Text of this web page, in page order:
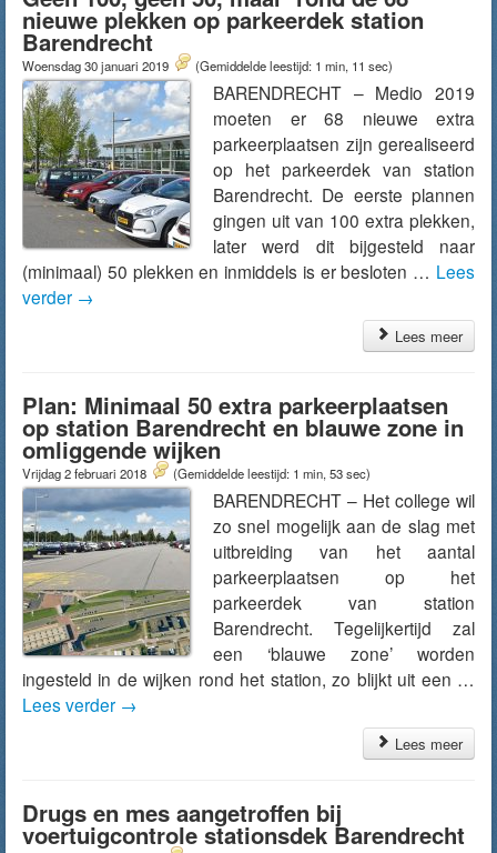
nieuwe plekken op parkeerdek station
Barendrecht
Woensdag 30 januari 2019 (Gemiddelde leestijd: 1 min, 11 sec)
BARENDRECHT – Medio 2019
moeten er 68 nieuwe extra
parkeerplaatsen zijn gerealiseerd
op het parkeerdek van station
Barendrecht. De eerste plannen
gingen uit van 100 extra plekken,
later werd dit bijgesteld naar
(minimaal) 50 plekken en inmiddels is er besloten … Lees
verder →
Lees meer
Plan: Minimaal 50 extra parkeerplaatsen
op station Barendrecht en blauwe zone in
omliggende wijken
Vrijdag 2 februari 2018 (Gemiddelde leestijd: 1 min, 53 sec)
BARENDRECHT – Het college wil
zo snel mogelijk aan de slag met
uitbreiding van het aantal
parkeerplaatsen op het
parkeerdek van station
Barendrecht. Tegelijkertijd zal
een ‘blauwe zone’ worden
ingesteld in de wijken rond het station, zo blijkt uit een …
Lees verder →
Lees meer
Drugs en mes aangetroffen bij
voertuigcontrole stationsdek Barendrecht